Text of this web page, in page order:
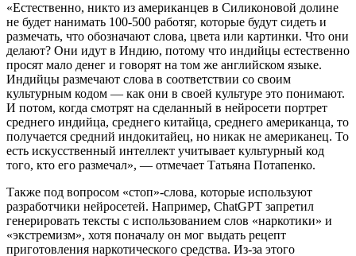
«Естественно, никто из американцев в Силиконовой долине
не будет нанимать 100-500 работяг, которые будут сидеть и
размечать, что обозначают слова, цвета или картинки. Что они
делают? Они идут в Индию, потому что индийцы естественно
просят мало денег и говорят на том же английском языке.
Индийцы размечают слова в соответствии со своим
культурным кодом — как они в своей культуре это понимают.
И потом, когда смотрят на сделанный в нейросети портрет
среднего индийца, среднего китайца, среднего американца, то
получается средний индокитайец, но никак не американец. То
есть искусственный интеллект учитывает культурный код
того, кто его размечал», — отмечает Татьяна Потапенко.
Также под вопросом «стоп»-слова, которые используют
разработчики нейросетей. Например, ChatGPT запретил
генерировать тексты с использованием слов «наркотики» и
«экстремизм», хотя поначалу он мог выдать рецепт
приготовления наркотического средства. Из-за этого